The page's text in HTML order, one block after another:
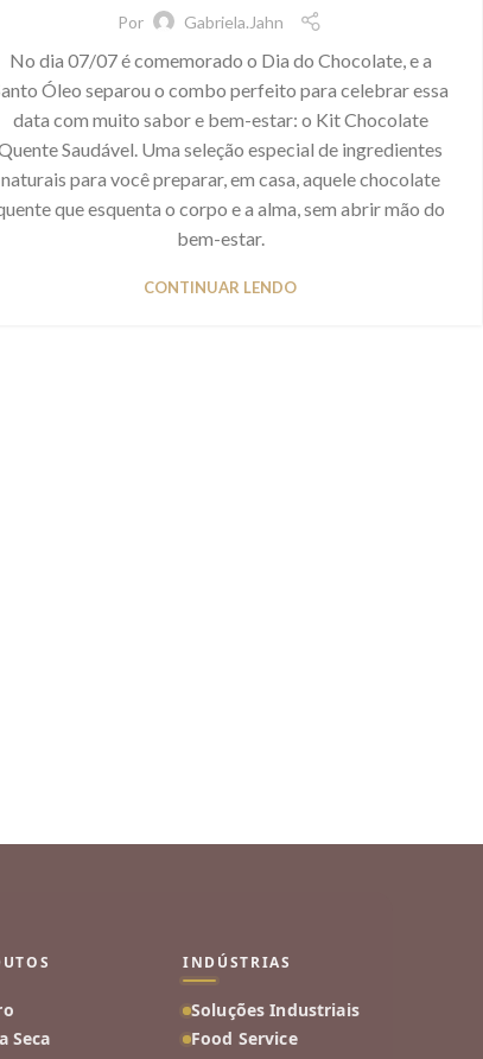
Por Gabriela.jahn
No dia 07/07 é comemorado o Dia do Chocolate, e a
Óleo separou o combo perfeito para celebrar essa
data com muito sabor e bem-estar: o Kit Chocolate
Saudável. Uma seleção especial de ingredientes
naturais para você preparar, em casa, aquele chocolate
que esquenta o corpo e a alma, sem abrir mão do
bem-estar.
CONTINUAR LENDO
Seca
INDÚSTRIAS
Soluções Industriais
Food Service